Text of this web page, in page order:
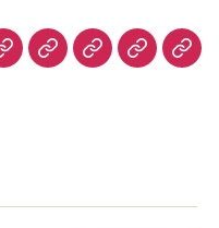
HomeAboutRoomFacilities